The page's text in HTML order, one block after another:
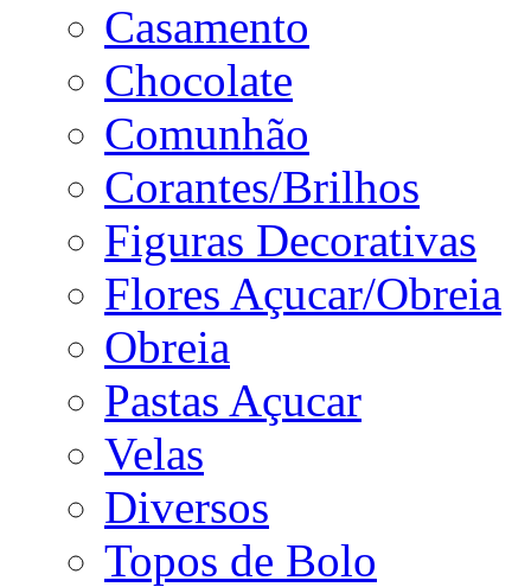
Casamento
Chocolate
Comunhão
Corantes/Brilhos
Figuras Decorativas
Flores Açucar/Obreia
Obreia
Pastas Açucar
Velas
Diversos
Topos de Bolo